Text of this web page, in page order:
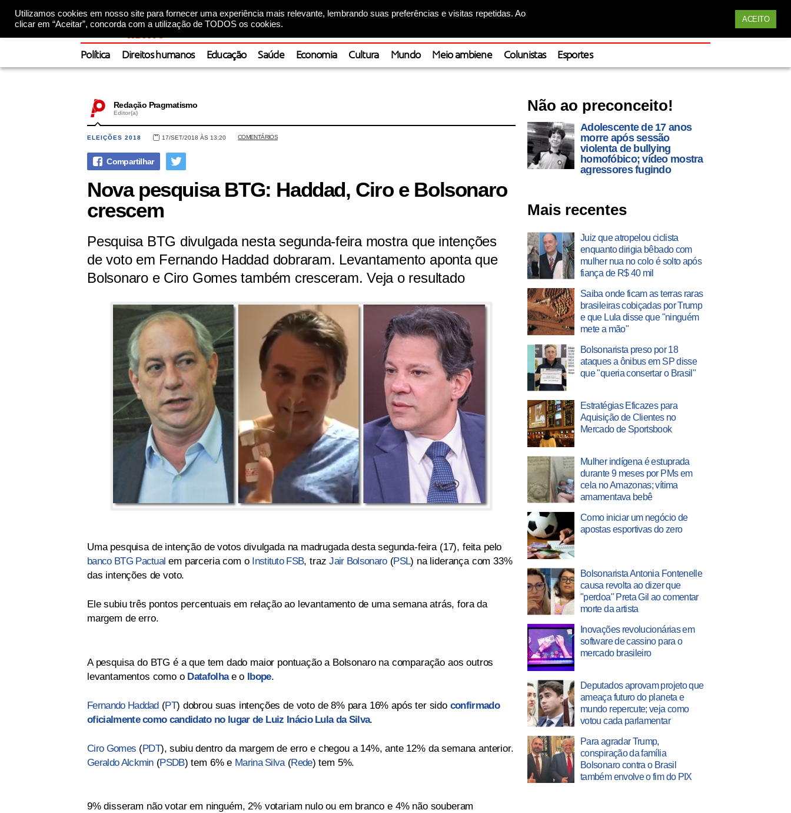
Utilizamos cookies em nosso site para fornecer uma experiência mais relevante, lembrando suas preferências e visitas repetidas. Ao
clicar em “Aceitar”, concorda com a utilização de TODOS os cookies.
ACEITO
Política Direitos humanos Educação Saúde Economia Cultura Mundo Meio ambiene Colunistas Esportes
Redação Pragmatismo
Editor(a)
ELEIÇÕES 2018 17/SET/2018 ÀS 13:20 COMENTÁRIOS
Nova pesquisa BTG: Haddad, Ciro e Bolsonaro
crescem
Pesquisa BTG divulgada nesta segunda-feira mostra que intenções
de voto em Fernando Haddad dobraram. Levantamento aponta que
Bolsonaro e Ciro Gomes também cresceram. Veja o resultado
Uma pesquisa de intenção de votos divulgada na madrugada desta segunda-feira (17), feita pelo
banco BTG Pactual em parceria com o Instituto FSB, trazJair Bolsonaro(PSL) na liderança com 33%
das intenções de voto.
Ele subiu três pontos percentuais em relação ao levantamento de uma semana atrás, fora da
margem de erro.
A pesquisa do BTG é a que tem dado maior pontuação a Bolsonaro na comparação aos outros
levantamentos como o Datafolha e o Ibope.
Fernando Haddad(PT) dobrou suas intenções de voto de 8% para 16% após ter sido confirmado
oficialmente como candidato no lugar de Luiz Inácio Lula da Silva.
Ciro Gomes (PDT), subiu dentro da margem de erro e chegou a 14%, ante 12% da semana anterior.
Geraldo Alckmin(PSDB) tem 6% e Marina Silva(Rede) tem 5%.
9% disseram não votar em ninguém, 2% votariam nulo ou em branco e 4% não souberam
Não ao preconceito!
Adolescente de 17 anos
morre após sessão
violenta de bullying
homofóbico; vídeo mostra
agressores fugindo
Mais recentes
Juiz que atropelou ciclista
enquanto dirigia bêbado com
mulher nua no colo é solto após
fiança de R$ 40 mil
Saiba onde ficam as terras raras
brasileiras cobiçadas por Trump
e que Lula disse que "ninguém
mete a mão"
Bolsonarista preso por 18
ataques a ônibus em SP disse
que "queria consertar o Brasil"
Estratégias Eficazes para
Aquisição de Clientes no
Mercado de Sportsbook
Mulher indígena é estuprada
durante 9 meses por PMs em
cela no Amazonas; vítima
amamentava bebê
Como iniciar um negócio de
apostas esportivas do zero
Bolsonarista Antonia Fontenelle
causa revolta ao dizer que
"perdoa" Preta Gil ao comentar
morte da artista
Inovações revolucionárias em
software de cassino para o
mercado brasileiro
Deputados aprovam projeto que
ameaça futuro do planeta e
mundo repercute; veja como
votou cada parlamentar
Para agradar Trump,
conspiração da família
Bolsonaro contra o Brasil
também envolve o fim do PIX